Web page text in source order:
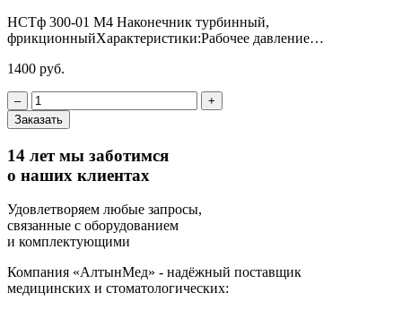
НСТф 300-01 М4 Наконечник турбинный,
фрикционныйХарактеристики:Рабочее давление…
1400 руб.
‒
+
Заказать
14 лет мы заботимся
о наших клиентах
Удовлетворяем любые запросы,
связанные с оборудованием
и комплектующими
Компания «АлтынМед» - надёжный поставщик
медицинских и стоматологических: